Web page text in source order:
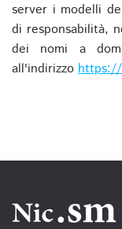
server i modelli
di responsabilità,
dei nomi a
all'indirizzo https://